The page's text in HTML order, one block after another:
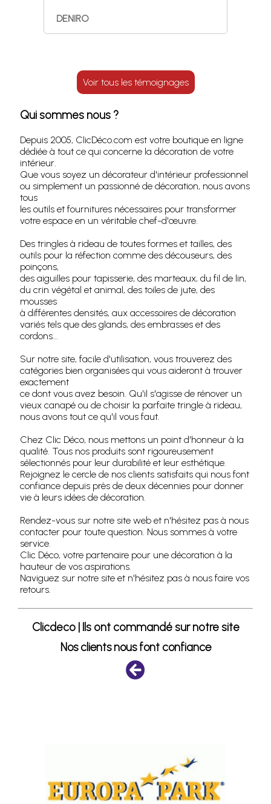
DENIRO
Voir tous les témoignages
Qui sommes nous ?
Depuis 2005, ClicDéco.com est votre boutique en ligne
dédiée à tout ce qui concerne la décoration de votre
intérieur.
Que vous soyez un décorateur d'intérieur professionnel
ou simplement un passionné de décoration, nous avons
tous
les outils et fournitures nécessaires pour transformer
votre espace en un véritable chef-d'œuvre.
Des tringles à rideau de toutes formes et tailles, des
outils pour la réfection comme des découseurs, des
poinçons,
des aiguilles pour tapisserie, des marteaux, du fil de lin,
du crin végétal et animal, des toiles de jute, des
mousses
à différentes densités, aux accessoires de décoration
variés tels que des glands, des embrasses et des
cordons...
Sur notre site, facile d'utilisation, vous trouverez des
catégories bien organisées qui vous aideront à trouver
exactement
ce dont vous avez besoin. Qu'il s'agisse de rénover un
vieux canapé ou de choisir la parfaite tringle à rideau,
nous avons tout ce qu'il vous faut.
Chez Clic Déco, nous mettons un point d'honneur à la
qualité. Tous nos produits sont rigoureusement
sélectionnés pour leur durabilité et leur esthétique.
Rejoignez le cercle de nos clients satisfaits qui nous font
confiance depuis près de deux décennies pour donner
vie à leurs idées de décoration.
Rendez-vous sur notre site web et n'hésitez pas à nous
contacter pour toute question. Nous sommes à votre
service.
Clic Déco, votre partenaire pour une décoration à la
hauteur de vos aspirations.
Naviguez sur notre site et n'hésitez pas à nous faire vos
retours.
Clicdeco | Ils ont commandé sur notre site
Nos clients nous font confiance